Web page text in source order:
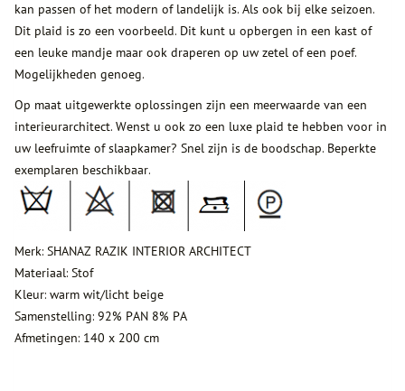
kan passen of het modern of landelijk is. Als ook bij elke seizoen.
Dit plaid is zo een voorbeeld. Dit kunt u opbergen in een kast of
een leuke mandje maar ook draperen op uw zetel of een poef.
Mogelijkheden genoeg.
Op maat uitgewerkte oplossingen zijn een meerwaarde van een
interieurarchitect. Wenst u ook zo een luxe plaid te hebben voor in
uw leefruimte of slaapkamer? Snel zijn is de boodschap. Beperkte
exemplaren beschikbaar.
Merk: SHANAZ RAZIK INTERIOR ARCHITECT
Materiaal: Stof
Kleur: warm wit/licht beige
Samenstelling: 92% PAN 8% PA
Afmetingen: 140 x 200 cm